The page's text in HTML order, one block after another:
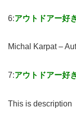
6:アウトドアー好
Michal Karpat –
7:アウトドアー好
This is description